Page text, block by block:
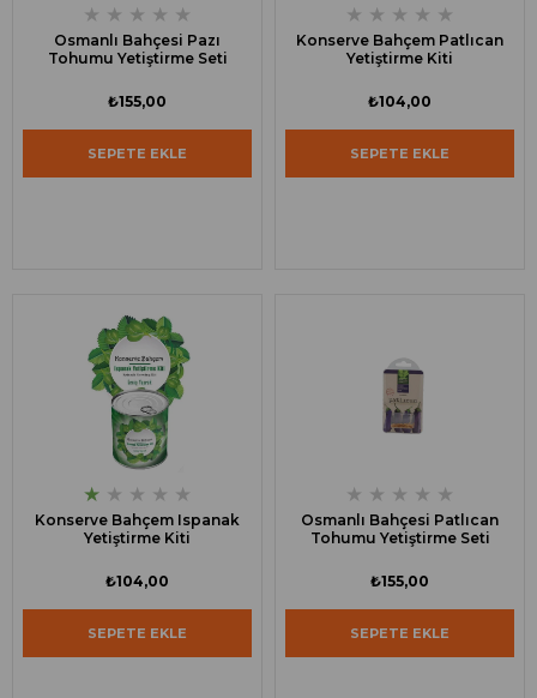
★ ★ ★ ★ ★
Osmanlı Bahçesi Pazı
Tohumu Yetiştirme Seti
₺155,00
SEPETE EKLE
★ ★ ★ ★ ★
Konserve Bahçem Patlıcan
Yetiştirme Kiti
₺104,00
SEPETE EKLE
★ ★ ★ ★ ★
Konserve Bahçem Ispanak
Yetiştirme Kiti
₺104,00
SEPETE EKLE
★ ★ ★ ★ ★
Osmanlı Bahçesi Patlıcan
Tohumu Yetiştirme Seti
₺155,00
SEPETE EKLE